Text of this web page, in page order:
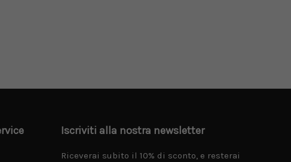
Iscriviti alla nostra newsletter
Riceverai subito il 10% di sconto, e resterai